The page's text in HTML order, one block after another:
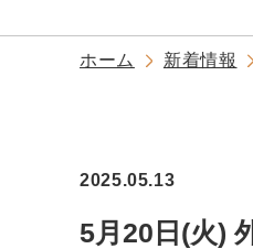
ホーム 新着情報
2025.05.13
5月20日(火)